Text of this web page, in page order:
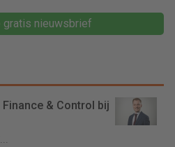
gratis nieuwsbrief
& Control bij